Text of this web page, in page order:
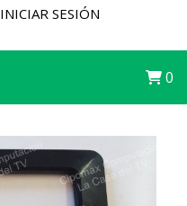
INICIAR SESIÓN
0